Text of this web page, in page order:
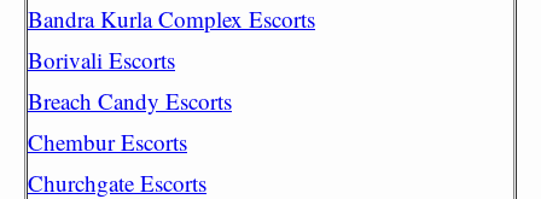
Bandra Kurla Complex Escorts
Borivali Escorts
Breach Candy Escorts
Chembur Escorts
Churchgate Escorts